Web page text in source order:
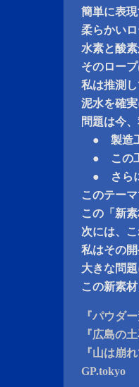
簡単に表
柔らかい
水素と酸
そのロー
私は推測
泥水を確
問題は今
● 製造工
● この工
● さらに
このテー
この「新
次には、
私はその
大きな問
この新素
『パウダ
『広島の
『山は崩
GP.tokyo